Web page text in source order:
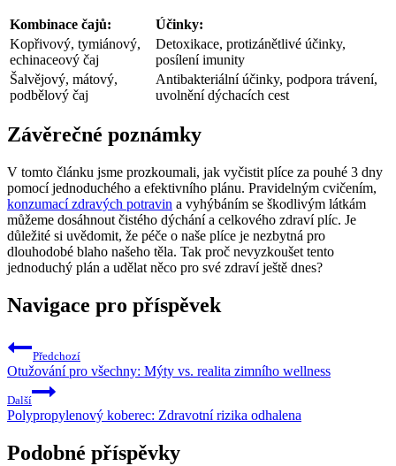
Kombinace čajů:
Účinky:
Kopřivový, tymiánový,
echinaceový čaj
Detoxikace, protizánětlivé účinky,
posílení imunity
Šalvějový, mátový,
podbělový čaj
Antibakteriální účinky, podpora trávení,
uvolnění dýchacích cest
Závěrečné poznámky
V tomto článku jsme prozkoumali, jak vyčistit plíce za pouhé 3 dny
pomocí jednoduchého a efektivního plánu. Pravidelným cvičením,
konzumací zdravých potravin a vyhýbáním se škodlivým látkám
můžeme dosáhnout čistého dýchání a celkového zdraví plíc. Je
důležité si uvědomit, že péče o naše plíce je nezbytná pro
dlouhodobé blaho našeho těla. Tak proč nevyzkoušet tento
jednoduchý plán a udělat něco pro své zdraví ještě dnes?
Navigace pro příspěvek
Předchozí
Otužování pro všechny: Mýty vs. realita zimního wellness
Další
Polypropylenový koberec: Zdravotní rizika odhalena
Podobné příspěvky